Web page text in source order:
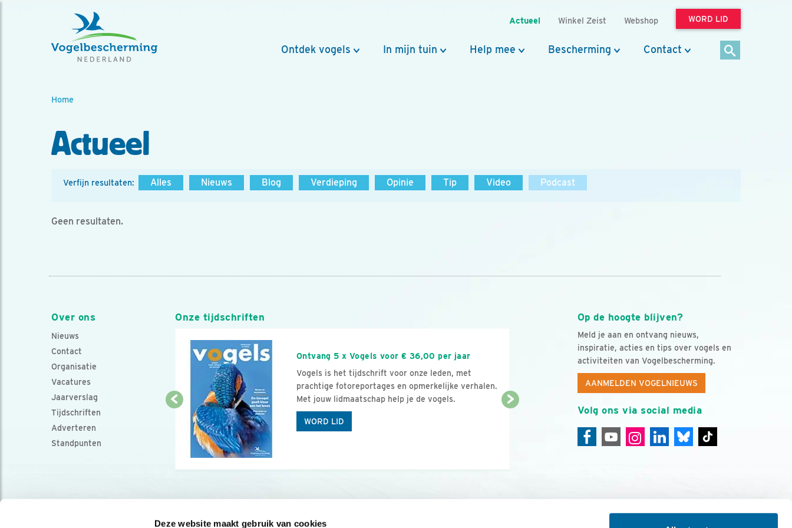
Deze website maakt gebruik van cookies
Actueel Winkel Zeist Webshop WORD LID
Ontdek vogels In mijn tuin Help mee Bescherming Contact
Home
Actueel
Verfijn resultaten: Alles Nieuws Blog Verdieping Opinie Tip Video Podcast
Geen resultaten.
Over ons
Nieuws
Contact
Organisatie
Vacatures
Jaarverslag
Tijdschriften
Adverteren
Standpunten
Op de hoogte blijven?
Meld je aan en ontvang nieuws,
inspiratie, acties en tips over vogels en
activiteiten van Vogelbescherming.
AANMELDEN VOGELNIEUWS
Volg ons via social media
Onze tijdschriften
Ontvang 5 x Vogels voor € 36,00 per jaar
Vogels is het tijdschrift voor onze leden, met
prachtige fotoreportages en opmerkelijke verhalen.
Met jouw lidmaatschap help je de vogels.
WORD LID